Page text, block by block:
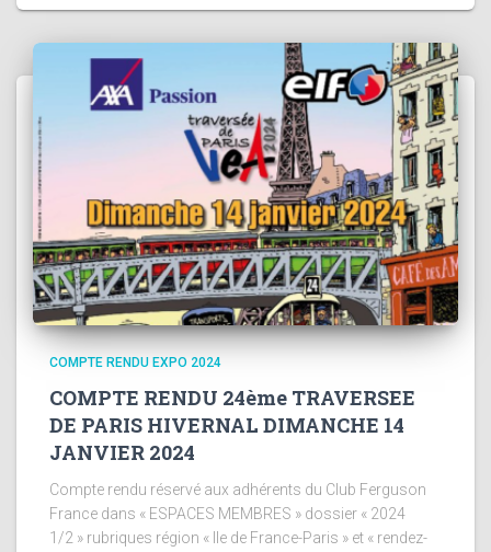
COMPTE RENDU EXPO 2024
COMPTE RENDU 24ème TRAVERSEE
DE PARIS HIVERNAL DIMANCHE 14
JANVIER 2024
Compte rendu réservé aux adhérents du Club Ferguson
France dans « ESPACES MEMBRES » dossier « 2024
1/2 » rubriques région « Ile de France-Paris » et « rendez-